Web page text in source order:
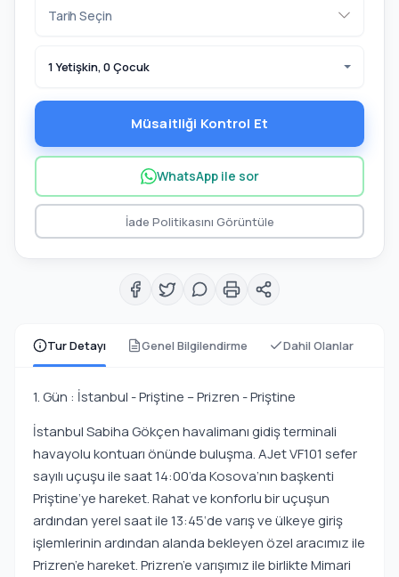
Tur Detayı Genel Bilgilendirme Dahil Olanlar
1. Gün : İstanbul - Priştine – Prizren - Priştine
İstanbul Sabiha Gökçen havalimanı gidiş terminali
havayolu kontuarı önünde buluşma. AJet VF101 sefer
sayılı uçuşu ile saat 14:00’da Kosova’nın başkenti
Priştine’ye hareket. Rahat ve konforlu bir uçuşun
ardından yerel saat ile 13:45‘de varış ve ülkeye giriş
işlemlerinin ardından alanda bekleyen özel aracımız ile
Prizren’e hareket. Prizren’e varışımız ile birlikte Mimari
1 Yetişkin, 0 Çocuk
Müsaitliği Kontrol Et
WhatsApp ile sor
İade Politikasını Görüntüle